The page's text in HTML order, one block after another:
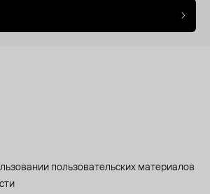
пользовательских материалов